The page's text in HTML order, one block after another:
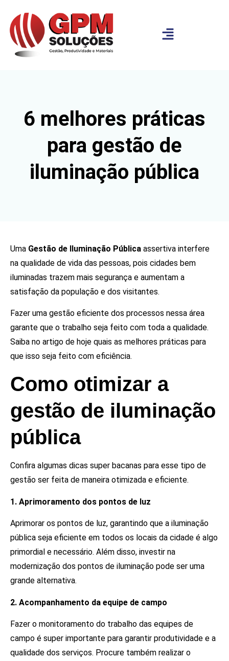
6 melhores práticas
para gestão de
iluminação pública
Uma Gestão de Iluminação Pública assertiva interfere
na qualidade de vida das pessoas, pois cidades bem
iluminadas trazem mais segurança e aumentam a
satisfação da população e dos visitantes.
Fazer uma gestão eficiente dos processos nessa área
garante que o trabalho seja feito com toda a qualidade.
Saiba no artigo de hoje quais as melhores práticas para
que isso seja feito com eficiência.
Como otimizar a
gestão de iluminação
pública
Confira algumas dicas super bacanas para esse tipo de
gestão ser feita de maneira otimizada e eficiente.
1. Aprimoramento dos pontos de luz
Aprimorar os pontos de luz, garantindo que a iluminação
pública seja eficiente em todos os locais da cidade é algo
primordial e necessário. Além disso, investir na
modernização dos pontos de iluminação pode ser uma
grande alternativa.
2. Acompanhamento da equipe de campo
Fazer o monitoramento do trabalho das equipes de
campo é super importante para garantir produtividade e a
qualidade dos serviços. Procure também realizar o